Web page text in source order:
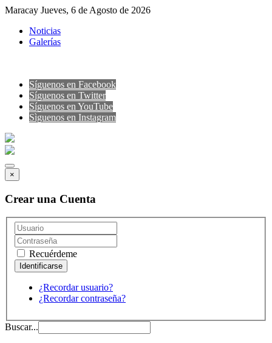
Maracay Jueves, 6 de Agosto de 2026
Noticias
Galerías
Síguenos en Facebook
Síguenos en Twitter
Síguenos en YouTube
Sìguenos en Instagram
×
Crear una Cuenta
Recuérdeme
¿Recordar usuario?
¿Recordar contraseña?
Buscar...